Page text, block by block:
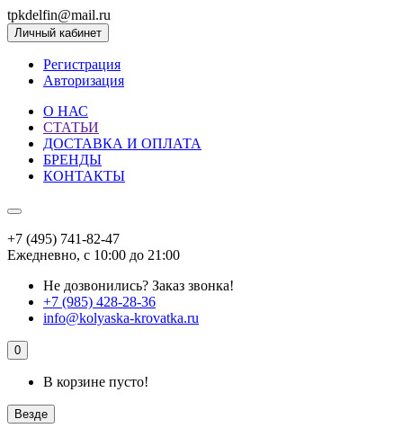
tpkdelfin@mail.ru
Личный кабинет
Регистрация
Авторизация
О НАС
СТАТЬИ
ДОСТАВКА И ОПЛАТА
БРЕНДЫ
КОНТАКТЫ
+7 (495) 741-82-47
Ежедневно, с 10:00 до 21:00
Не дозвонились? Заказ звонка!
+7 (985) 428-28-36
info@kolyaska-krovatka.ru
0
В корзине пусто!
Везде